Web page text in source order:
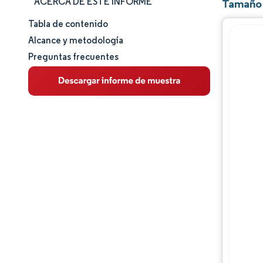
Tamaño y cuota de mercado
Análisis de mercado
Tendencias e ideas
Tabla de contenido
Alcance y metodología
Preguntas frecuentes